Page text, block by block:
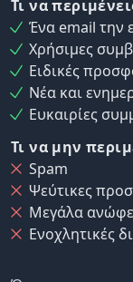
Τι να
Ένα email την
Χρήσιμες
Ειδικές
Νέα και
Ευκαιρίες
Τι να μην
Spam
Ψεύτικες
Μεγάλα
Ενοχλητικές